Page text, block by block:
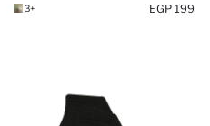
199 EGP
+3